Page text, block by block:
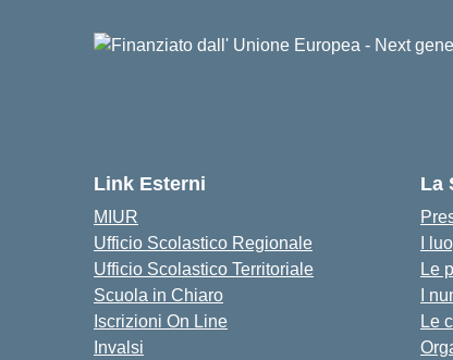
Link Esterni
MIUR
Ufficio Scolastico Regionale
Ufficio Scolastico Territoriale
Scuola in Chiaro
Iscrizioni On Line
Invalsi
La
I
Le
I
Le